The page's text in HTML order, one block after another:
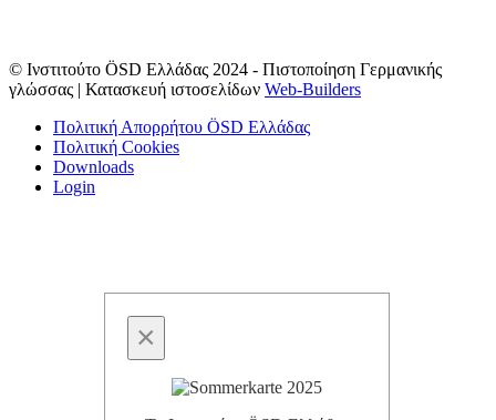
© Ινστιτούτο ÖSD Ελλάδας 2024 - Πιστοποίηση Γερμανικής
γλώσσας | Κατασκευή ιστοσελίδων Web-Builders
Πολιτική Απορρήτου ÖSD Ελλάδας
Πολιτική Cookies
Downloads
Login
×